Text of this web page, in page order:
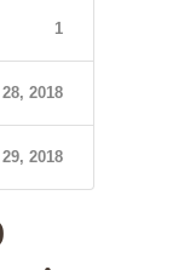
1
2018
2018